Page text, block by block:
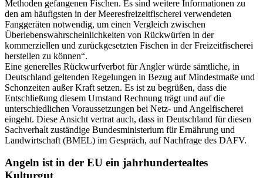
Methoden gefangenen Fischen. Es sind weitere Informationen zu
den am häufigsten in der Meeresfreizeitfischerei verwendeten
Fanggeräten notwendig, um einen Vergleich zwischen
Überlebenswahrscheinlichkeiten von Rückwürfen in der
kommerziellen und zurückgesetzten Fischen in der Freizeitfischerei
herstellen zu können“.
Eine generelles Rückwurfverbot für Angler würde sämtliche, in
Deutschland geltenden Regelungen in Bezug auf Mindestmaße und
Schonzeiten außer Kraft setzen. Es ist zu begrüßen, dass die
Entschließung diesem Umstand Rechnung trägt und auf die
unterschiedlichen Voraussetzungen bei Netz- und Angelfischerei
eingeht. Diese Ansicht vertrat auch, dass in Deutschland für diesen
Sachverhalt zuständige Bundesministerium für Ernährung und
Landwirtschaft (BMEL) im Gespräch, auf Nachfrage des DAFV.
Angeln ist in der EU ein jahrhundertealtes